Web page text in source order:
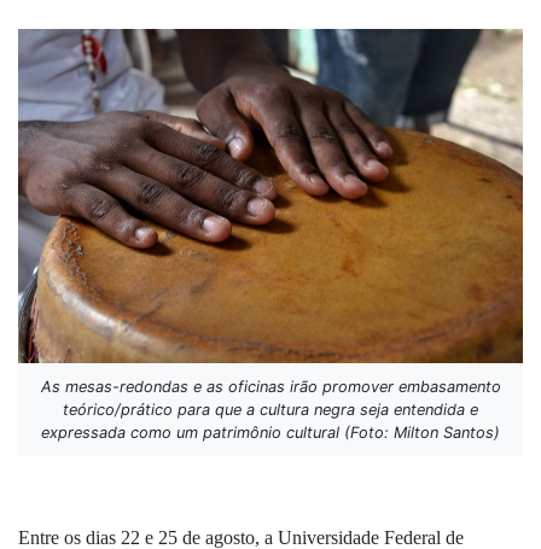
As mesas-redondas e as oficinas irão promover embasamento
teórico/prático para que a cultura negra seja entendida e
expressada como um patrimônio cultural (Foto: Milton Santos)
Entre os dias 22 e 25 de agosto, a Universidade Federal de